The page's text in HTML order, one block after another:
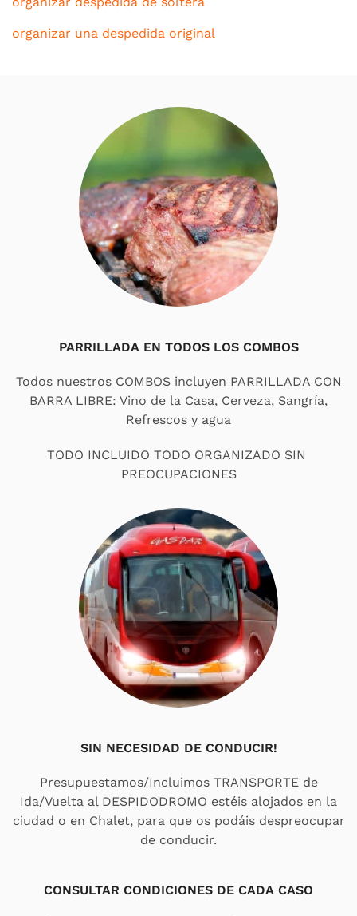
organizar una despedida original
PARRILLADA EN TODOS LOS COMBOS
Todos nuestros COMBOS incluyen PARRILLADA CON
BARRA LIBRE: Vino de la Casa, Cerveza, Sangría,
Refrescos y agua
TODO INCLUIDO TODO ORGANIZADO SIN
PREOCUPACIONES
SIN NECESIDAD DE CONDUCIR!
Presupuestamos/Incluimos TRANSPORTE de
Ida/Vuelta al DESPIDODROMO estéis alojados en la
ciudad o en Chalet, para que os podáis despreocupar
de conducir.
CONSULTAR CONDICIONES DE CADA CASO